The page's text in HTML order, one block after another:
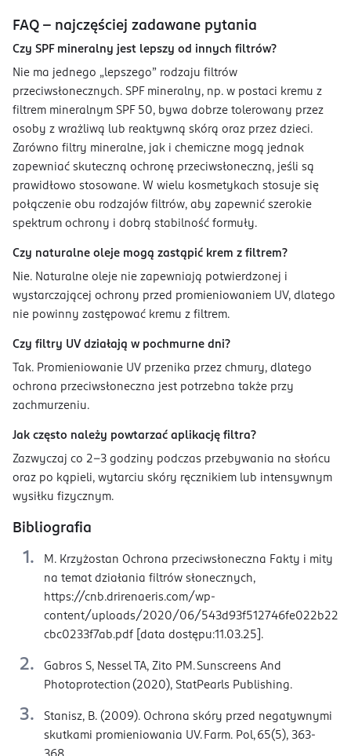
FAQ - najczęściej zadawane pytania
Czy SPF mineralny jest lepszy od innych filtrów?
Nie ma jednego „lepszego” rodzaju filtrów
przeciwsłonecznych. SPF mineralny, np. w postaci kremu z
filtrem mineralnym SPF 50, bywa dobrze tolerowany przez
osoby z wrażliwą lub reaktywną skórą oraz przez dzieci.
Zarówno filtry mineralne, jak i chemiczne mogą jednak
zapewniać skuteczną ochronę przeciwsłoneczną, jeśli są
prawidłowo stosowane. W wielu kosmetykach stosuje się
połączenie obu rodzajów filtrów, aby zapewnić szerokie
spektrum ochrony i dobrą stabilność formuły.
Czy naturalne oleje mogą zastąpić krem z filtrem?
Nie. Naturalne oleje nie zapewniają potwierdzonej i
wystarczającej ochrony przed promieniowaniem UV, dlatego
nie powinny zastępować kremu z filtrem.
Czy filtry UV działają w pochmurne dni?
Tak. Promieniowanie UV przenika przez chmury, dlatego
ochrona przeciwsłoneczna jest potrzebna także przy
zachmurzeniu.
Jak często należy powtarzać aplikację filtra?
Zazwyczaj co 2–3 godziny podczas przebywania na słońcu
oraz po kąpieli, wytarciu skóry ręcznikiem lub intensywnym
wysiłku fizycznym.
Bibliografia
M. Krzyżostan Ochrona przeciwsłoneczna Fakty i mity
na temat działania filtrów słonecznych,
https://cnb.drirenaeris.com/wp-
content/uploads/2020/06/543d93f512746fe022b22
cbc0233f7ab.pdf [data dostępu:11.03.25].
Gabros S, Nessel TA, Zito PM. Sunscreens And
Photoprotection (2020), StatPearls Publishing.
Stanisz, B. (2009). Ochrona skóry przed negatywnymi
skutkami promieniowania UV. Farm. Pol, 65(5), 363-